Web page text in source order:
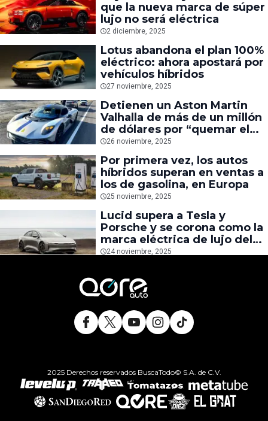
que la nueva marca de súper
lujo no será eléctrica
2 diciembre, 2025
Lotus abandona el plan 100%
eléctrico: ahora apostará por
vehículos híbridos
27 noviembre, 2025
Detienen un Aston Martin
Valhalla de más de un millón
de dólares por “quemar el
pavimento”
26 noviembre, 2025
Por primera vez, los autos
híbridos superan en ventas a
los de gasolina, en Europa
25 noviembre, 2025
Lucid supera a Tesla y
Porsche y se corona como la
marca eléctrica de lujo del
2025
24 noviembre, 2025
2025 Derechos reservados BuscaTodo© S.A. de C.V.